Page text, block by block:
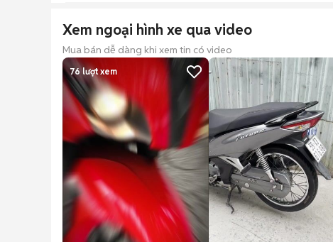
Xem ngoại hình xe qua video
Mua bán dễ dàng khi xem tin có video
76 lượt xem